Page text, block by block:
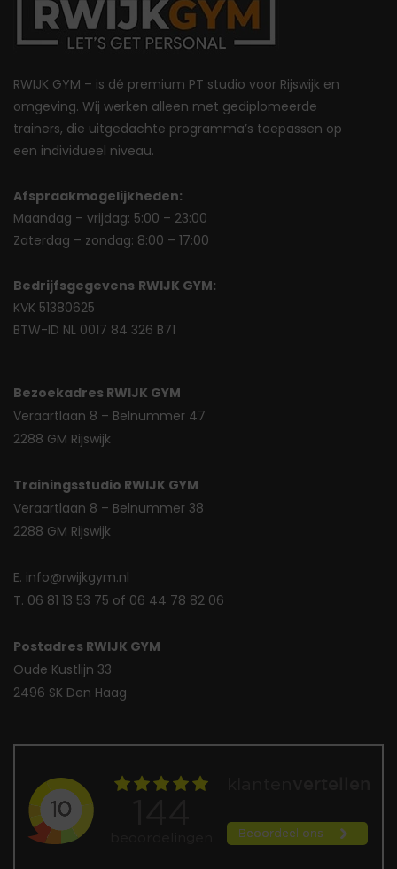
RWIJK GYM – is dé premium PT studio voor Rijswijk en
omgeving. Wij werken alleen met gediplomeerde
trainers, die uitgedachte programma’s toepassen op
een individueel niveau.
Afspraakmogelijkheden:
Maandag – vrijdag: 5:00 – 23:00
Zaterdag – zondag: 8:00 – 17:00
Bedrijfsgegevens RWIJK GYM:
KVK 51380625
BTW-ID NL 0017 84 326 B71
Bezoekadres RWIJK GYM
Veraartlaan 8 – Belnummer 47
2288 GM Rijswijk
Trainingsstudio RWIJK GYM
Veraartlaan 8 – Belnummer 38
2288 GM Rijswijk
E. info@rwijkgym.nl
T. 06 81 13 53 75 of 06 44 78 82 06
Postadres RWIJK GYM
Oude Kustlijn 33
2496 SK Den Haag